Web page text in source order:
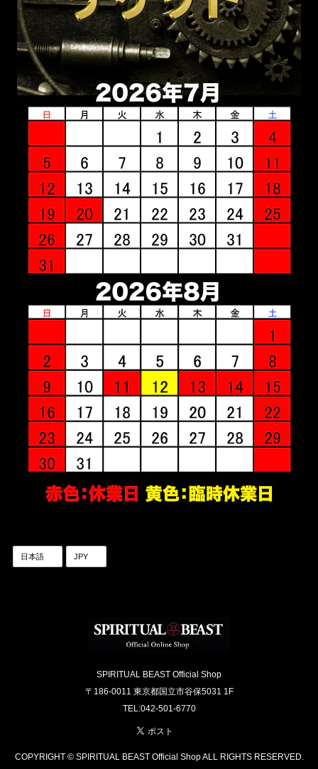
SPIRITUAL BEAST Official Shop
〒186-0011 東京都国立市谷保5031 1F
TEL:042-501-6770
COPYRIGHT © SPIRITUAL BEAST Official Shop ALL RIGHTS RESERVED.